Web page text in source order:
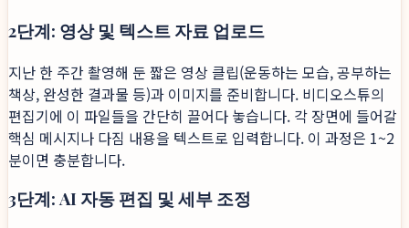
2단계: 영상 및 텍스트 자료 업로드
지난 한 주간 촬영해 둔 짧은 영상 클립(운동하는 모습, 공부하는
책상, 완성한 결과물 등)과 이미지를 준비합니다. 비디오스튜의
편집기에 이 파일들을 간단히 끌어다 놓습니다. 각 장면에 들어갈
핵심 메시지나 다짐 내용을 텍스트로 입력합니다. 이 과정은 1~2
분이면 충분합니다.
3단계: AI 자동 편집 및 세부 조정